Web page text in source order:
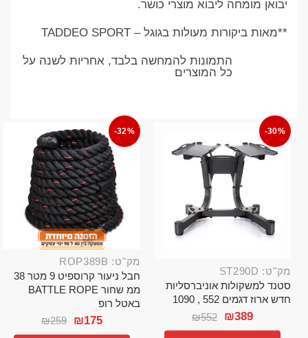
יבואן מומחה ליבוא מוצרי כושר.
**מאות ביקורות מעולות בגוגל –TADDEO SPORT
התמונות להמחשה בלבד, אחריות לשנה על
כל המוצרים
-30%
מק"ט: ST290D
סטנד למשקולות אוניברסליות
חדש ארוז דגמים 552 , 1090
₪552 ₪389
-32%
מק"ט: ROP389B
חבל ניעור קרוספיט 9 מטר 38
ממ שחור BATTLE ROPE
באטל רופ
₪259 ₪175